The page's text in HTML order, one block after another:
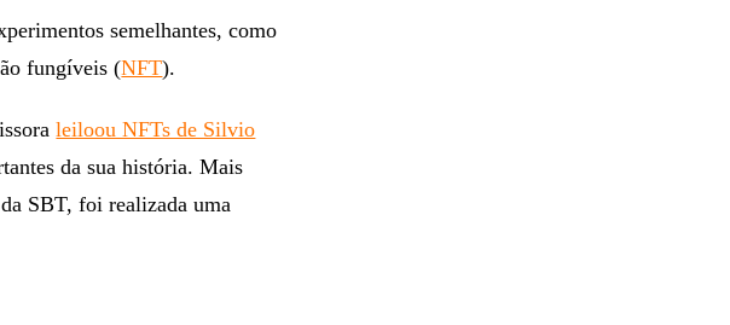
semelhantes, como
fungíveis (NFT).
leiloou NFTs de Silvio
da sua história. Mais
SBT, foi realizada uma